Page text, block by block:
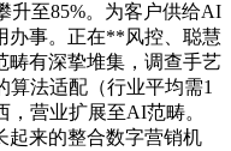
升至85%。为客户供给AI
办事。正在**风控、聪慧
畴有深挚堆集，调查手艺
算法适配（行业平均需1
营业扩展至AI范畴。
起来的整合数字营销机